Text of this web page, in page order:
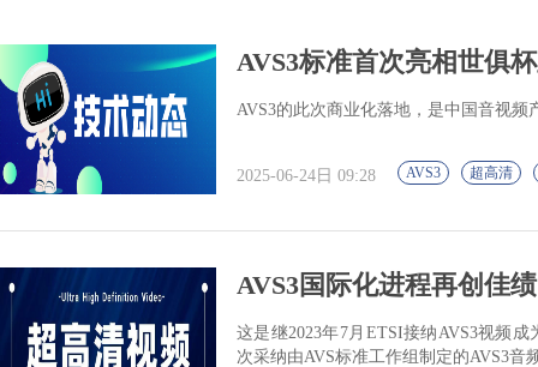
AVS3标准首次亮相世俱
AVS3的此次商业化落地，是中国音视
2025-06-24日 09:28 AVS3 超高清
AVS3国际化进程再创佳
这是继2023年7月ETSI接纳AVS3视频
次采纳由AVS标准工作组制定的AVS3音